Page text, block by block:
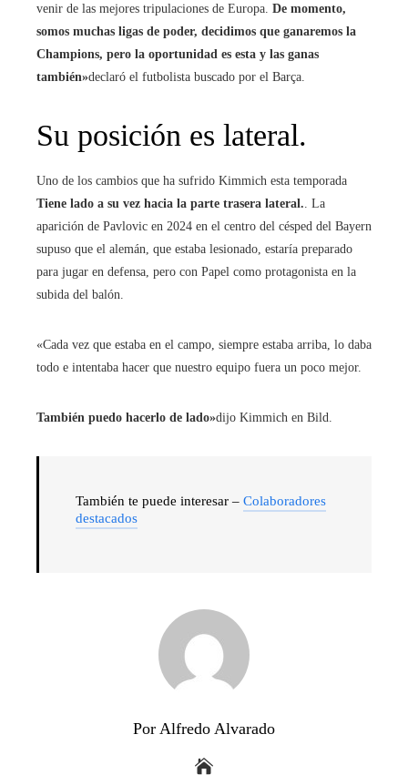
venir de las mejores tripulaciones de Europa. De momento,
somos muchas ligas de poder, decidimos que ganaremos la
Champions, pero la oportunidad es esta y las ganas
también»declaró el futbolista buscado por el Barça.
Su posición es lateral.
Uno de los cambios que ha sufrido Kimmich esta temporada
Tiene lado a su vez hacia la parte trasera lateral. . La
aparición de Pavlovic en 2024 en el centro del césped del Bayern
supuso que el alemán, que estaba lesionado, estaría preparado
para jugar en defensa, pero con Papel como protagonista en la
subida del balón.
«Cada vez que estaba en el campo, siempre estaba arriba, lo daba
todo e intentaba hacer que nuestro equipo fuera un poco mejor.
También puedo hacerlo de lado»dijo Kimmich en Bild.
También te puede interesar – Colaboradores
destacados
Por Alfredo Alvarado